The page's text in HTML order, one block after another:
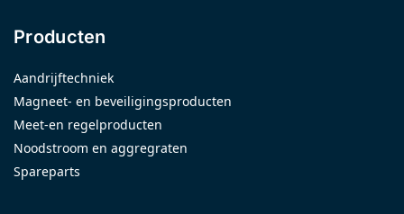
Producten
Aandrijftechniek
Magneet- en beveiligingsproducten
Meet-en regelproducten
Noodstroom en aggregraten
Spareparts